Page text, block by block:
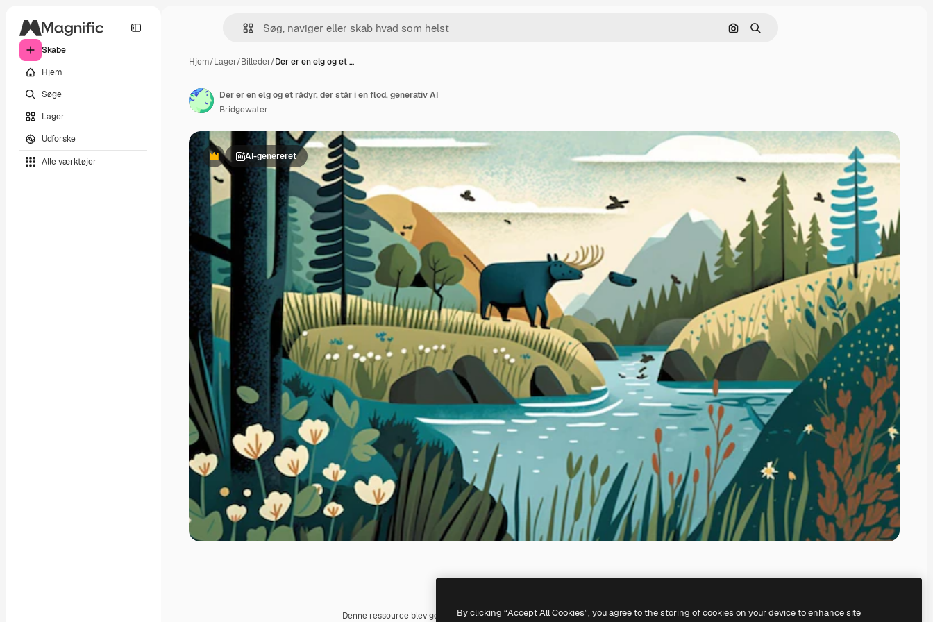
Skabe
Hjem
Søge
Lager
Udforske
Alle værktøjer
Søg efter billede
Søge
Hjem/Lager/Billeder/Der er en elg og et …
PræmieAI-genereret
Denne ressource blev genereret med AI. Du kan oprette din egen ved hjælp af vores AI-billedgenerator.
Der er en elg og et rådyr, der står i en flod, generativ AI
Bridgewater
By clicking “Accept All Cookies”, you agree to the storing of cookies on your device to enhance site